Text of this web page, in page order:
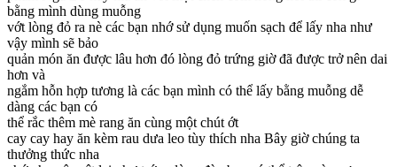
bằng mình dùng muỗng
vớt lòng đỏ ra nè các bạn nhớ sử dụng muốn sạch để lấy nha như
vậy mình sẽ bảo
quản món ăn được lâu hơn đó lòng đỏ trứng giờ đã được trở nên dai
hơn và
ngắm hỗn hợp tương là các bạn mình có thể lấy bằng muỗng dễ
dàng các bạn có
thể rắc thêm mè rang ăn cùng một chút ớt
cay cay hay ăn kèm rau dưa leo tùy thích nha Bây giờ chúng ta
thưởng thức nha